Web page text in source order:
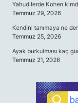
Yahudilerde Kohen
Temmuz 29, 2026
Kendini tanımaya ne
Temmuz 25, 2026
Ayak burkulması kaç
Temmuz 21, 2026